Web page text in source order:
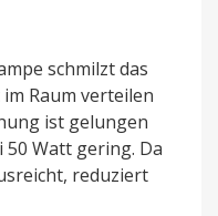
schmilzt das
Raum verteilen
ist gelungen
Watt gering. Da
reduziert